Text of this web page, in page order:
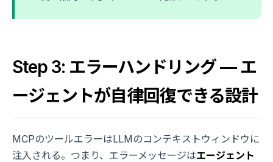
Step 3: エラーハンドリング — エ
ージェントが自律回復できる設計
MCPのツールエラーはLLMのコンテキストウィンドウに
注入される。つまり、エラーメッセージはエージェント